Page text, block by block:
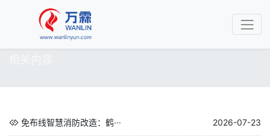
免布线智慧消防改造：鹤··· 2026-07-23